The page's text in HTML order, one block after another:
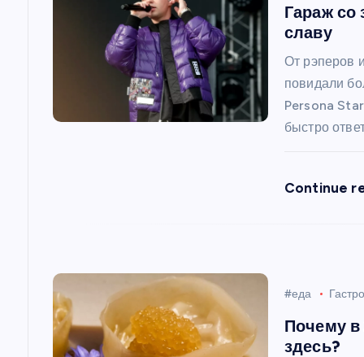
Гараж
славу
От рэперов
повидали
Persona
быстро
Continue
#еда
Почему в
здесь?